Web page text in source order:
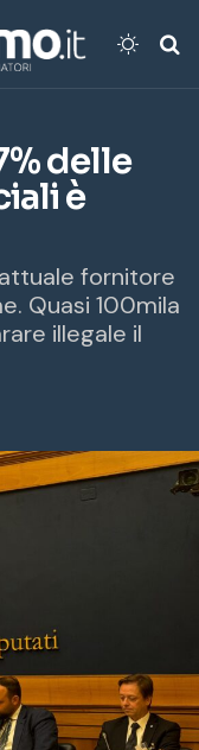
delle
è
fornitore
Quasi 100mila
illegale il